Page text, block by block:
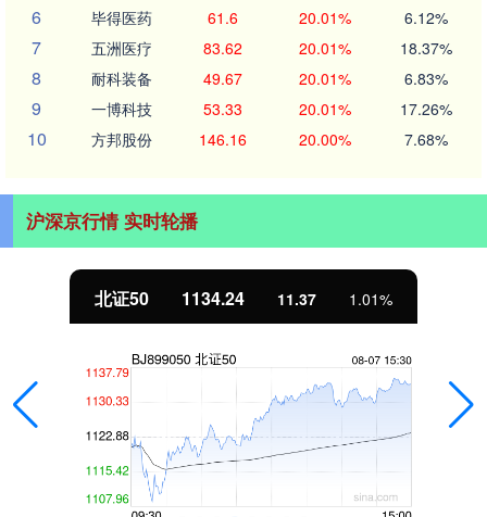
6 毕得医药 61.6 20.01% 6.12%
7 五洲医疗 83.62 20.01% 18.37%
8 耐科装备 49.67 20.01% 6.83%
9 一博科技 53.33 20.01% 17.26%
10 方邦股份 146.16 20.00% 7.68%
沪深京行情 实时轮播
北证50 1134.24 11.37 1.01%